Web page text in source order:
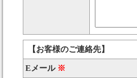
【お客様のご連絡先】
Eメール ※